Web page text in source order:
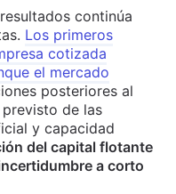
continúa
Los primeros
cotizada
el mercado
posteriores al
de las
y capacidad
del capital flotante
a corto